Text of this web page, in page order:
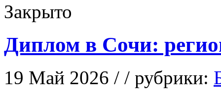
Закрыто
Диплом в Сочи:
19 Май 2026 / / рубрики: